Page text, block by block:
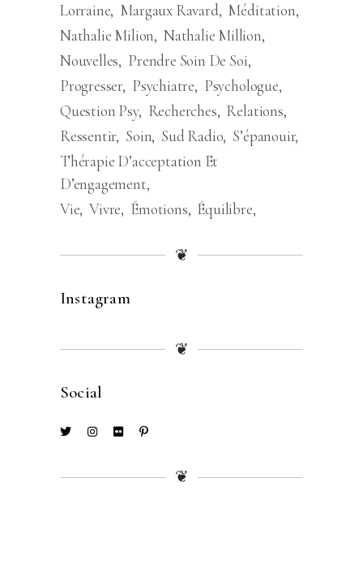
Lorraine Margaux Ravard Méditation
Nathalie Milion Nathalie Million
Nouvelles
Prendre Soin De Soi
Progresser Psychiatre
Psychologue
Question Psy Recherches Relations
Ressentir Soin Sud Radio S’épanouir
Thérapie D’acceptation Et
D’engagement
Vie Vivre Émotions Équilibre
❦
Instagram
❦
Social
❦